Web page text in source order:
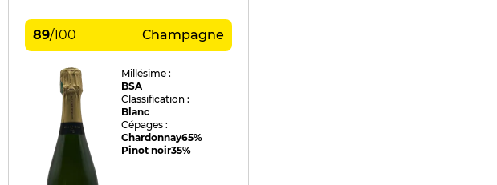
89/100 Champagne
Millésime :
BSA
Classification :
Blanc
Cépages :
Chardonnay65%
Pinot noir35%